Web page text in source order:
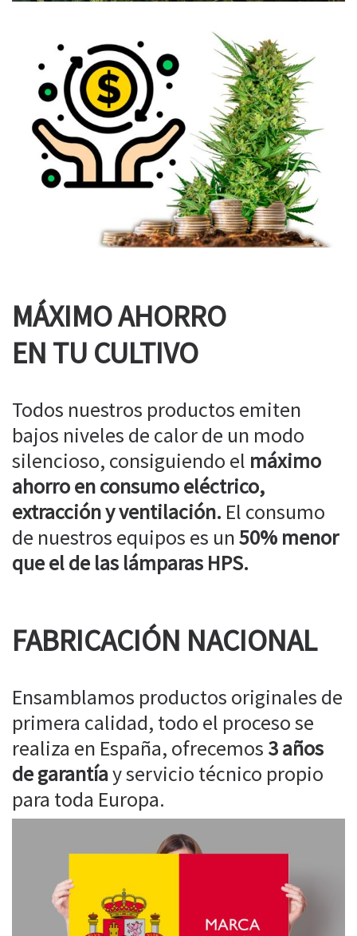
MÁXIMO AHORRO
EN TU CULTIVO
Todos nuestros productos emiten
bajos niveles de calor de un modo
silencioso, consiguiendo el máximo
ahorro en consumo eléctrico,
extracción y ventilación. El consumo
de nuestros equipos es un50% menor
que el de las lámparas HPS.
FABRICACIÓN NACIONAL
Ensamblamos productos originales de
primera calidad, todo el proceso se
realiza en España, ofrecemos 3 años
de garantíay servicio técnico propio
para toda Europa.